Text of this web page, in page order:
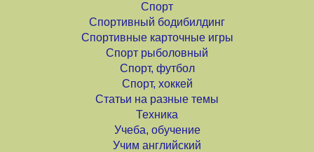
Спорт
Спортивный бодибилдинг
Спортивные карточные игры
Спорт рыболовный
Спорт, футбол
Спорт, хоккей
Статьи на разные темы
Техника
Учеба, обучение
Учим английский